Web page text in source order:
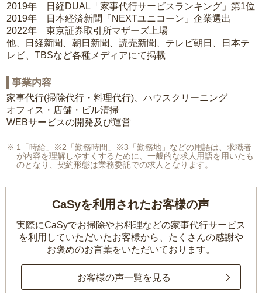
2019年 日経DUAL「家事代行サービスランキング」第1位
2019年 日本経済新聞「NEXTユニコーン」企業選出
2022年 東京証券取引所マザーズ上場
他、日経新聞、朝日新聞、読売新聞、テレビ朝日、日本テ
レビ、TBSなど各種メディアにて掲載
事業内容
家事代行(掃除代行・料理代行)、ハウスクリーニング
オフィス・店舗・ビル清掃
WEBサービスの開発及び運営
1「時給」※2「勤務時間」※3「勤務地」などの用語は、求職者
が内容を理解しやすくするために、一般的な求人用語を用いたも
のとなり、契約形態は業務委託での求人となります。
CaSyを利用されたお客様の声
実際にCaSyでお掃除やお料理などの家事代行サービス
を利用していただいたお客様から、 たくさんの感謝や
お褒めのお言葉をいただいております。
お客様の声一覧を見る